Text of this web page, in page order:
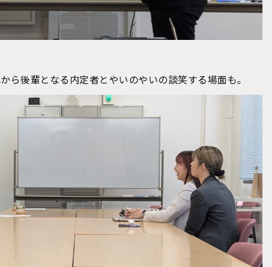
ら後輩となる内定者とやいのやいの談笑する場面も。